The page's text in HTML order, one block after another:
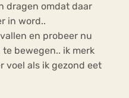
dragen omdat daar
in word..
en probeer nu
bewegen.. ik merk
voel als ik gezond eet